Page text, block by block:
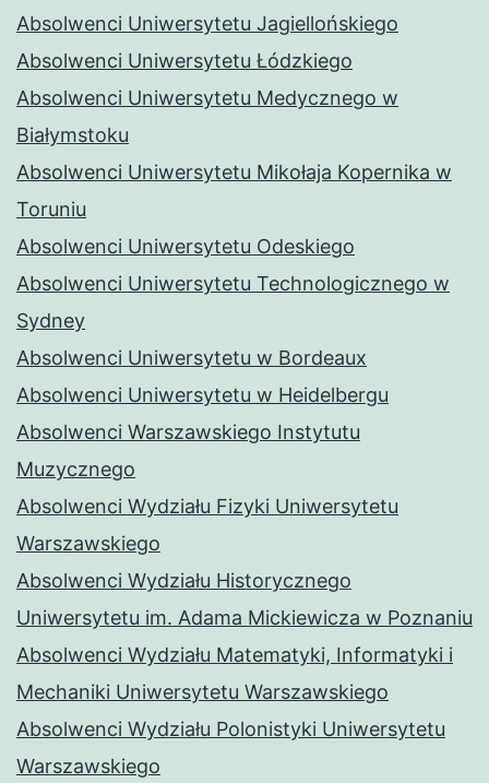
Absolwenci Uniwersytetu Jagiellońskiego
Absolwenci Uniwersytetu Łódzkiego
Absolwenci Uniwersytetu Medycznego w
Białymstoku
Absolwenci Uniwersytetu Mikołaja Kopernika w
Toruniu
Absolwenci Uniwersytetu Odeskiego
Absolwenci Uniwersytetu Technologicznego w
Sydney
Absolwenci Uniwersytetu w Bordeaux
Absolwenci Uniwersytetu w Heidelbergu
Absolwenci Warszawskiego Instytutu
Muzycznego
Absolwenci Wydziału Fizyki Uniwersytetu
Warszawskiego
Absolwenci Wydziału Historycznego
Uniwersytetu im. Adama Mickiewicza w Poznaniu
Absolwenci Wydziału Matematyki, Informatyki i
Mechaniki Uniwersytetu Warszawskiego
Absolwenci Wydziału Polonistyki Uniwersytetu
Warszawskiego